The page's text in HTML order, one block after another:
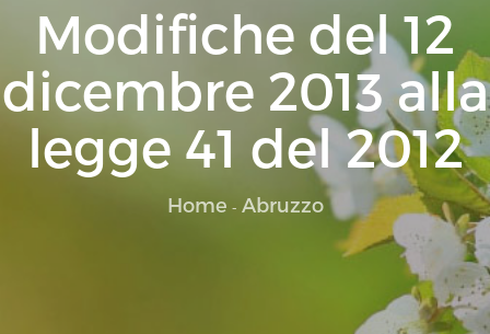
Modifiche del 12
dicembre 2013 alla
legge 41 del 2012
Home - Abruzzo